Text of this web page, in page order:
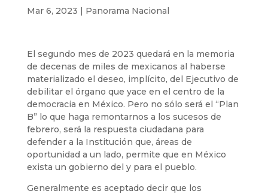
Mar 6, 2023 | Panorama Nacional
El segundo mes de 2023 quedará en la memoria
de decenas de miles de mexicanos al haberse
materializado el deseo, implícito, del Ejecutivo de
debilitar el órgano que yace en el centro de la
democracia en México. Pero no sólo será el “Plan
B” lo que haga remontarnos a los sucesos de
febrero, será la respuesta ciudadana para
defender a la Institución que, áreas de
oportunidad a un lado, permite que en México
exista un gobierno del y para el pueblo.
Generalmente es aceptado decir que los